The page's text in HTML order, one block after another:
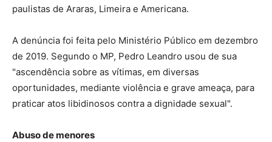
paulistas de Araras, Limeira e Americana.
A denúncia foi feita pelo Ministério Público em dezembro
de 2019. Segundo o MP, Pedro Leandro usou de sua
"ascendência sobre as vítimas, em diversas
oportunidades, mediante violência e grave ameaça, para
praticar atos libidinosos contra a dignidade sexual".
Abuso de menores